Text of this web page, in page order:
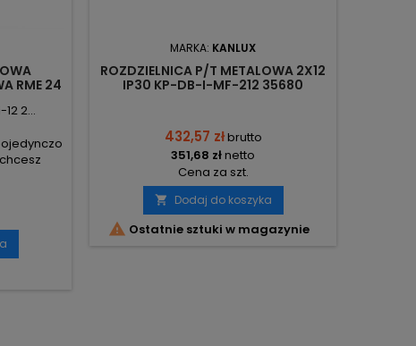
RME 24
2...
MARKA: KANLUX
ROZDZIELNICA P/T METALOWA 2X12
IP30 KP-DB-I-MF-212 35680
432,57 złbrutto
351,68 złnetto
Cena za szt.
 Dodaj do koszyka
 Ostatnie sztuki w magazynie